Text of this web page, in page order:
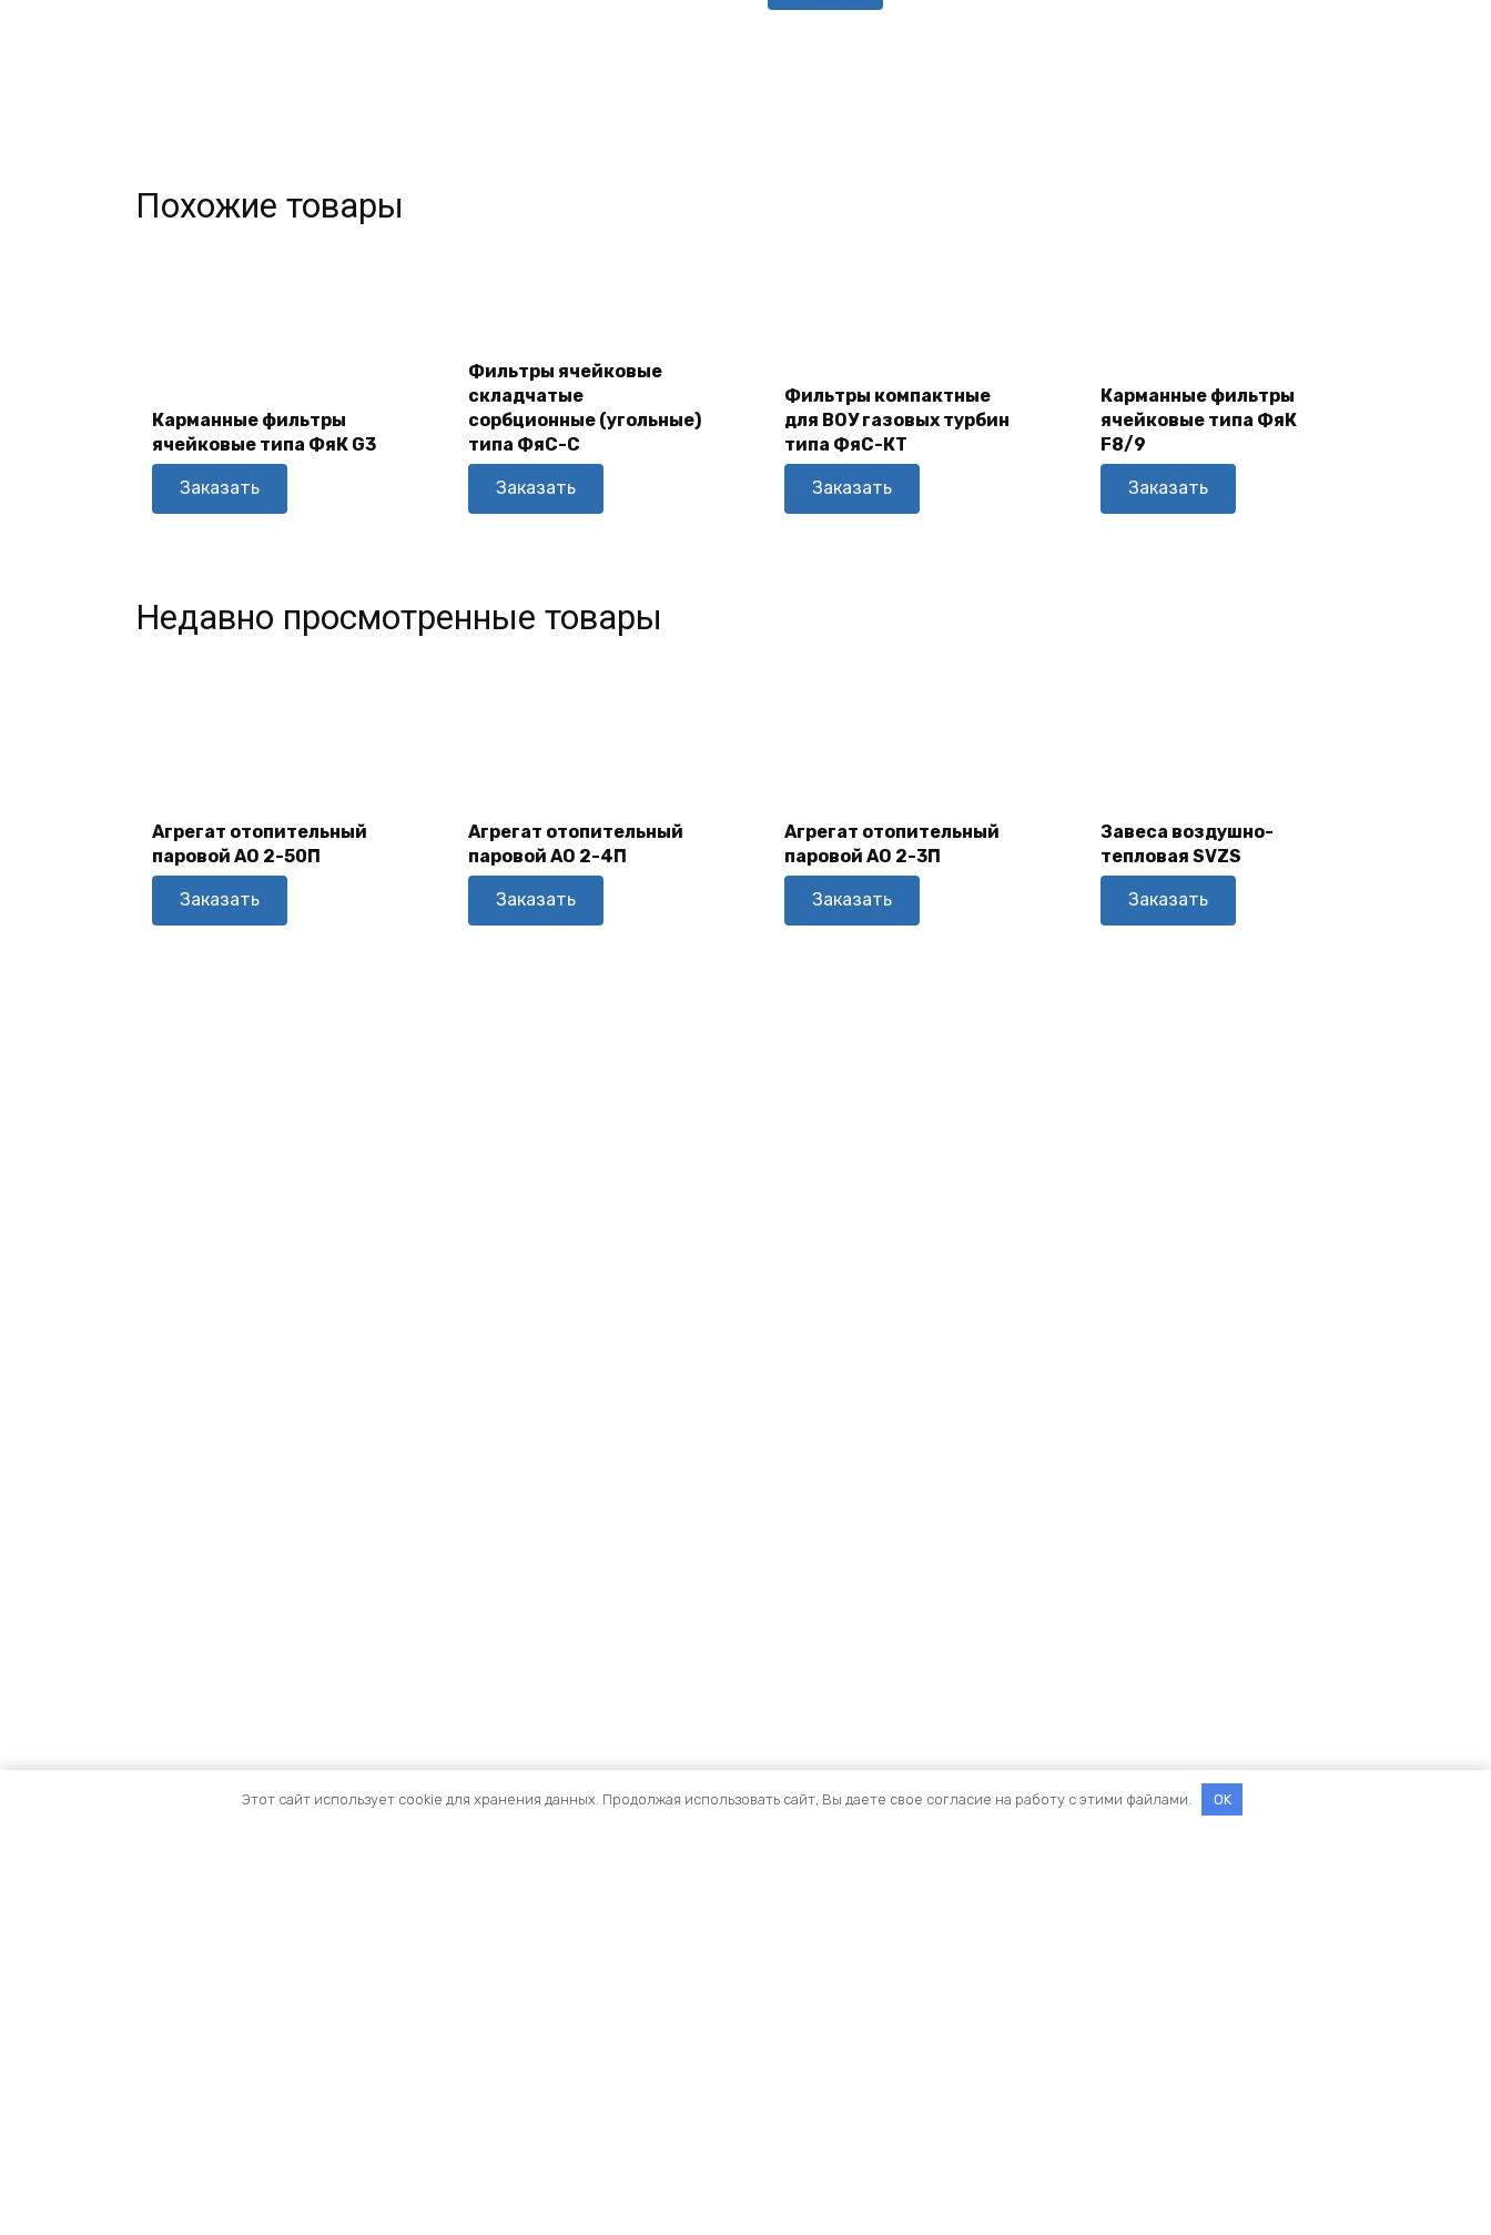
Похожие товары
Корзину
Карманные фильтры
ячейковые типа ФяК G3
Заказать
В
Корзину
Фильтры ячейковые
складчатые
сорбционные (угольные)
типа ФяС-С
Заказать
Корзину
Фильтры компактные
для ВОУ газовых турбин
типа ФяС-КТ
Заказать
Корзину
Карманные фильтры
ячейковые типа ФяК
F8/9
Заказать
Недавно просмотренные товары
Корзину
Агрегат отопительный
паровой АО 2-50П
Заказать
Корзину
Агрегат отопительный
паровой АО 2-4П
Заказать
Корзину
Агрегат отопительный
паровой АО 2-3П
Заказать
Корзину
Завеса воздушно-
тепловая SVZS
Заказать
Этот сайт использует cookie для хранения данных. Продолжая использовать сайт, Вы даете свое согласие на работу с этими файлами. OK